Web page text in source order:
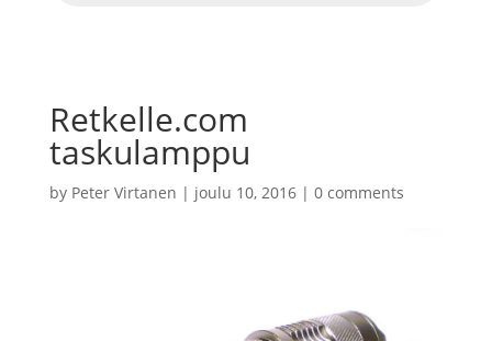
Retkelle.com
taskulamppu
by Peter Virtanen | joulu 10, 2016| 0 comments